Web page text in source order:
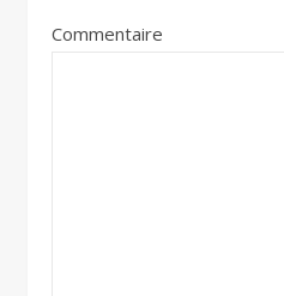
Commentaire